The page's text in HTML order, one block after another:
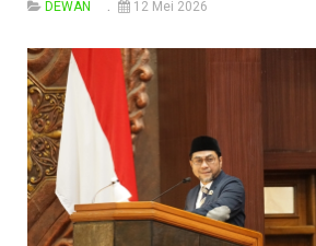
DEWAN 12 Mei 2026